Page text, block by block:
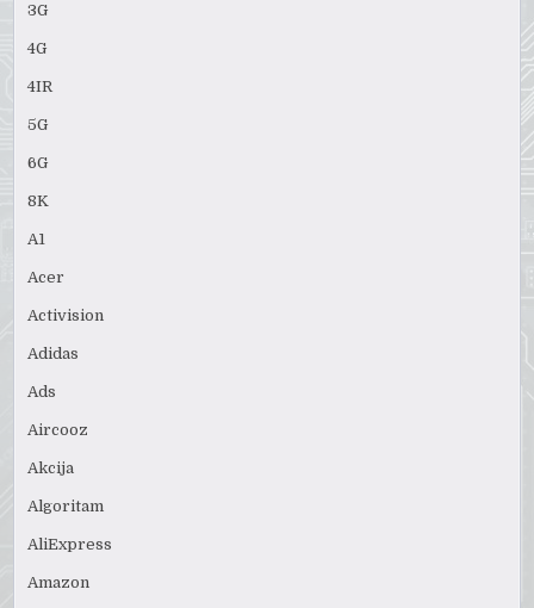
3G
4G
4IR
5G
6G
8K
A1
Acer
Activision
Adidas
Ads
Aircooz
Akcija
Algoritam
AliExpress
Amazon